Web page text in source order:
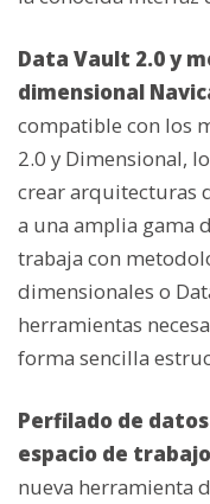
Data Vault 2.0 y
dimensional
compatible con los
2.0 y Dimensional,
crear arquitecturas
a una amplia gama
trabaja con
dimensionales o
herramientas
forma sencilla
Perfilado de
espacio de
nueva herramienta